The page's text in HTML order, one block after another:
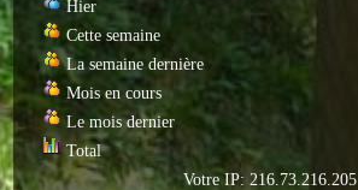
Parents d'élèves
Autres
ENTREPRISES
L'agriculture
Hier
Cette semaine
La semaine dernière
Mois en cours
Le mois dernier
Total
Votre IP: 216.73.216.205